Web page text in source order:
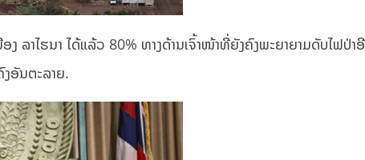
ງ ລາໄຮນາ ໄດ້ແລ້ວ 80% ທາງດ້ານເຈົ້າໜ້າທີ່ຍັງຄົງພະຍາຍາມດັບໄຟປ່
ງອັນຕະລາຍ.